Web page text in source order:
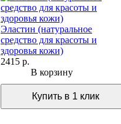
Эластин (натуральное
средство для красоты и
здоровья кожи)
2415 р.
В корзину